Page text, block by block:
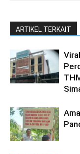
ARTIKEL TERKAIT